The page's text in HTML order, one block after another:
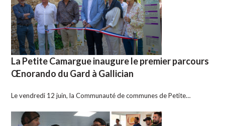
La Petite Camargue inaugure le premier parcours
Œnorando du Gard à Gallician
Le vendredi 12 juin, la Communauté de communes de Petite…